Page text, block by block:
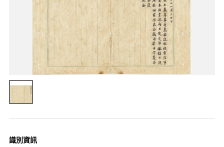
識別資訊